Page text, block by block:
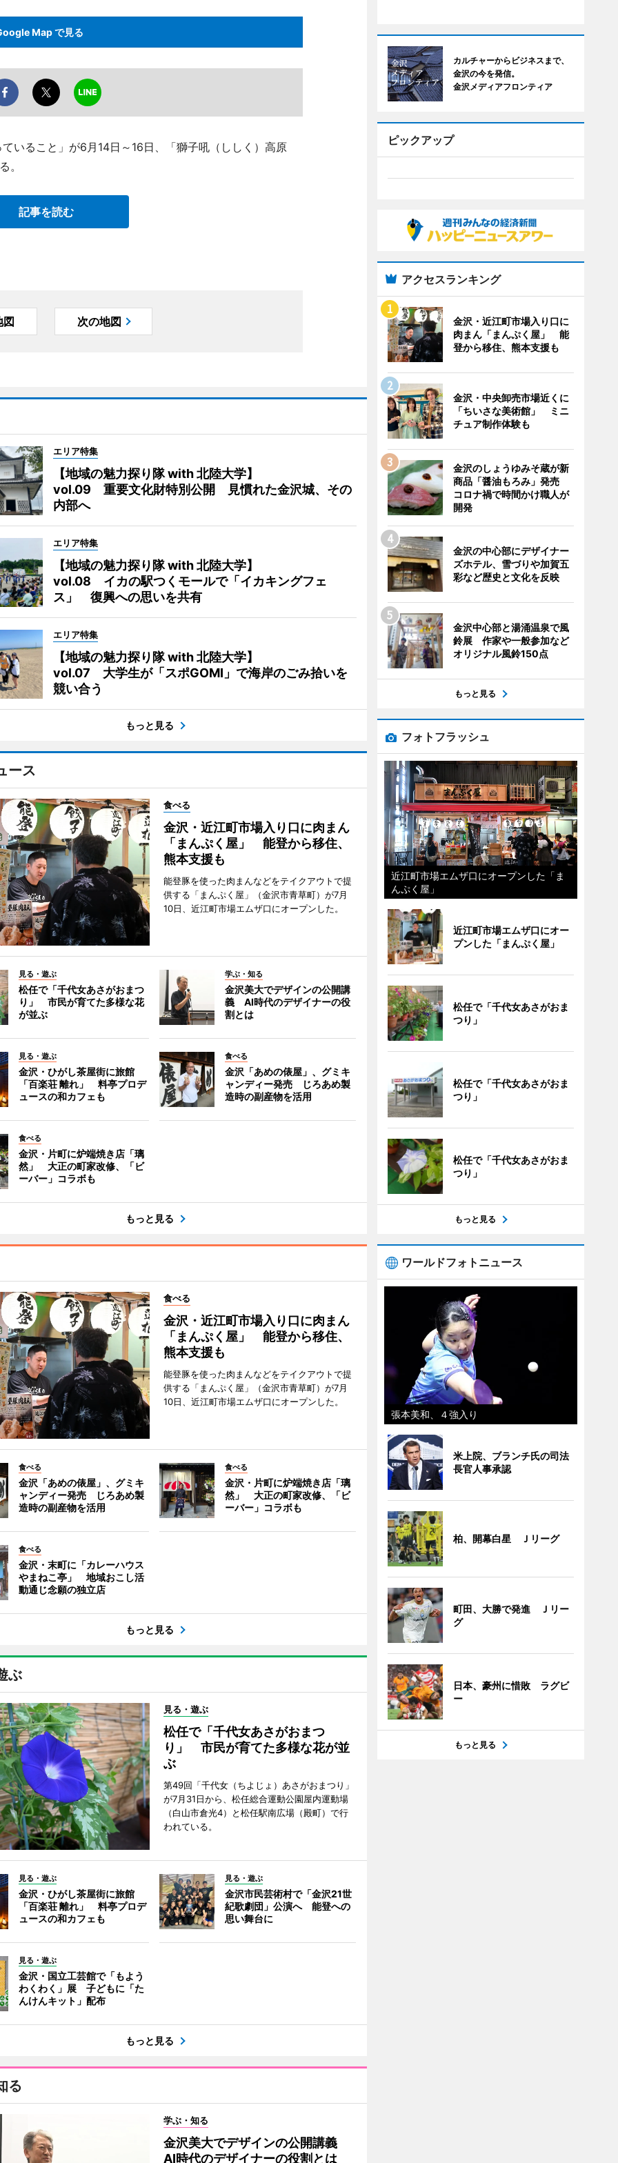
Map で見る
いること」が6月14日～16日、「獅子吼（ししく）高原
。
記事を読む
図 次の地図
エリア特集
【地域の魅力探り隊 with 北陸大学】
vol.09 重要文化財特別公開 見慣れた金沢城、その
内部へ
エリア特集
【地域の魅力探り隊 with 北陸大学】
vol.08 イカの駅つくモールで「イカキングフェ
ス」 復興への思いを共有
エリア特集
【地域の魅力探り隊 with 北陸大学】
vol.07 大学生が「スポGOMI」で海岸のごみ拾いを
競い合う
もっと見る
ース
食べる
金沢・近江町市場入り口に肉まん
「まんぷく屋」 能登から移住、
熊本支援も
能登豚を使った肉まんなどをテイクアウトで提
供する「まんぷく屋」（金沢市青草町）が7月
10日、近江町市場エムザ口にオープンした。
見る・遊ぶ
松任で「千代女あさがおまつ
り」 市民が育てた多様な花
が並ぶ
学ぶ・知る
金沢美大でデザインの公開講
義 AI時代のデザイナーの役
割とは
見る・遊ぶ
金沢・ひがし茶屋街に旅館
「百楽荘 離れ」 料亭プロデ
ュースの和カフェも
食べる
金沢「あめの俵屋」、グミキ
ャンディー発売 じろあめ製
造時の副産物を活用
食べる
金沢・片町に炉端焼き店「璃
然」 大正の町家改修、「ビ
ーバー」コラボも
もっと見る
食べる
金沢・近江町市場入り口に肉まん
「まんぷく屋」 能登から移住、
熊本支援も
能登豚を使った肉まんなどをテイクアウトで提
供する「まんぷく屋」（金沢市青草町）が7月
10日、近江町市場エムザ口にオープンした。
食べる
金沢「あめの俵屋」、グミキ
ャンディー発売 じろあめ製
造時の副産物を活用
食べる
金沢・片町に炉端焼き店「璃
然」 大正の町家改修、「ビ
ーバー」コラボも
食べる
金沢・末町に「カレーハウス
やまねこ亭」 地域おこし活
動通じ念願の独立店
もっと見る
ぶ
見る・遊ぶ
松任で「千代女あさがおまつ
り」 市民が育てた多様な花が並
ぶ
第49回「千代女（ちよじょ）あさがおまつり」
が7月31日から、松任総合運動公園屋内運動場
（白山市倉光4）と松任駅南広場（殿町）で行
われている。
見る・遊ぶ
金沢・ひがし茶屋街に旅館
「百楽荘 離れ」 料亭プロデ
ュースの和カフェも
見る・遊ぶ
金沢市民芸術村で「金沢21世
紀歌劇団」公演へ 能登への
思い舞台に
見る・遊ぶ
金沢・国立工芸館で「もよう
わくわく」展 子どもに「た
んけんキット」配布
もっと見る
る
学ぶ・知る
金沢美大でデザインの公開講義
AI時代のデザイナーの役割とは
カルチャーからビジネスまで、
金沢の今を発信。
金沢メディアフロンティア
ピックアップ
アクセスランキング
金沢・近江町市場入り口に
肉まん「まんぷく屋」 能
登から移住、熊本支援も
金沢・中央卸売市場近くに
「ちいさな美術館」 ミニ
チュア制作体験も
金沢のしょうゆみそ蔵が新
商品「醤油もろみ」発売
コロナ禍で時間かけ職人が
開発
金沢の中心部にデザイナー
ズホテル、雪づりや加賀五
彩など歴史と文化を反映
金沢中心部と湯涌温泉で風
鈴展 作家や一般参加など
オリジナル風鈴150点
もっと見る
フォトフラッシュ
近江町市場エムザ口にオープンした「ま
んぷく屋」
近江町市場エムザ口にオー
プンした「まんぷく屋」
松任で「千代女あさがおま
つり」
松任で「千代女あさがおま
つり」
松任で「千代女あさがおま
つり」
もっと見る
ワールドフォトニュース
張本美和、４強入り
米上院、ブランチ氏の司法
長官人事承認
柏、開幕白星 Ｊリーグ
町田、大勝で発進 Ｊリー
グ
日本、豪州に惜敗 ラグビ
ー
もっと見る